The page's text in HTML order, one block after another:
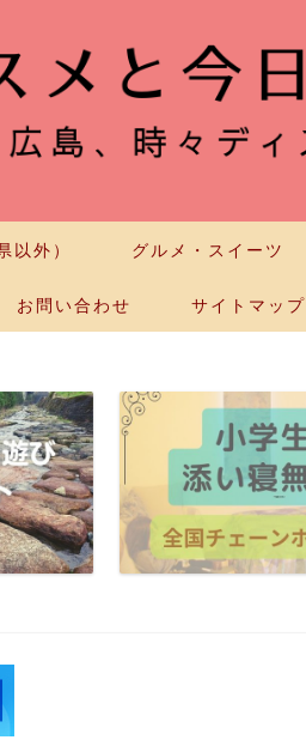
以外） グルメ・スイーツ
お問い合わせ サイトマップ